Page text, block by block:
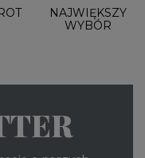
NAJWIĘKSZY
WYBÓR